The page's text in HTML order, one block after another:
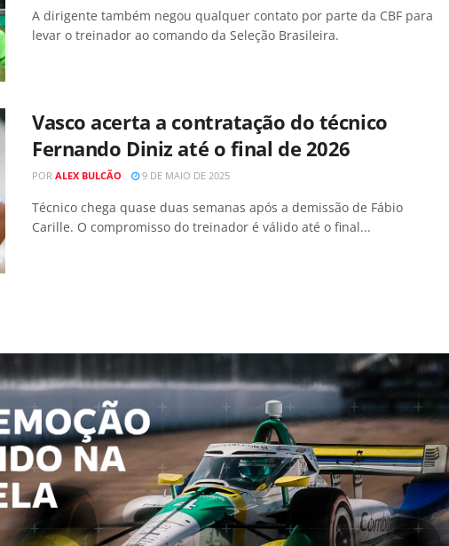
A dirigente também negou qualquer contato por parte da CBF para
levar o treinador ao comando da Seleção Brasileira.
Vasco acerta a contratação do técnico
Fernando Diniz até o final de 2026
POR ALEX BULCÃO 9 DE MAIO DE 2025
Técnico chega quase duas semanas após a demissão de Fábio
Carille. O compromisso do treinador é válido até o final...